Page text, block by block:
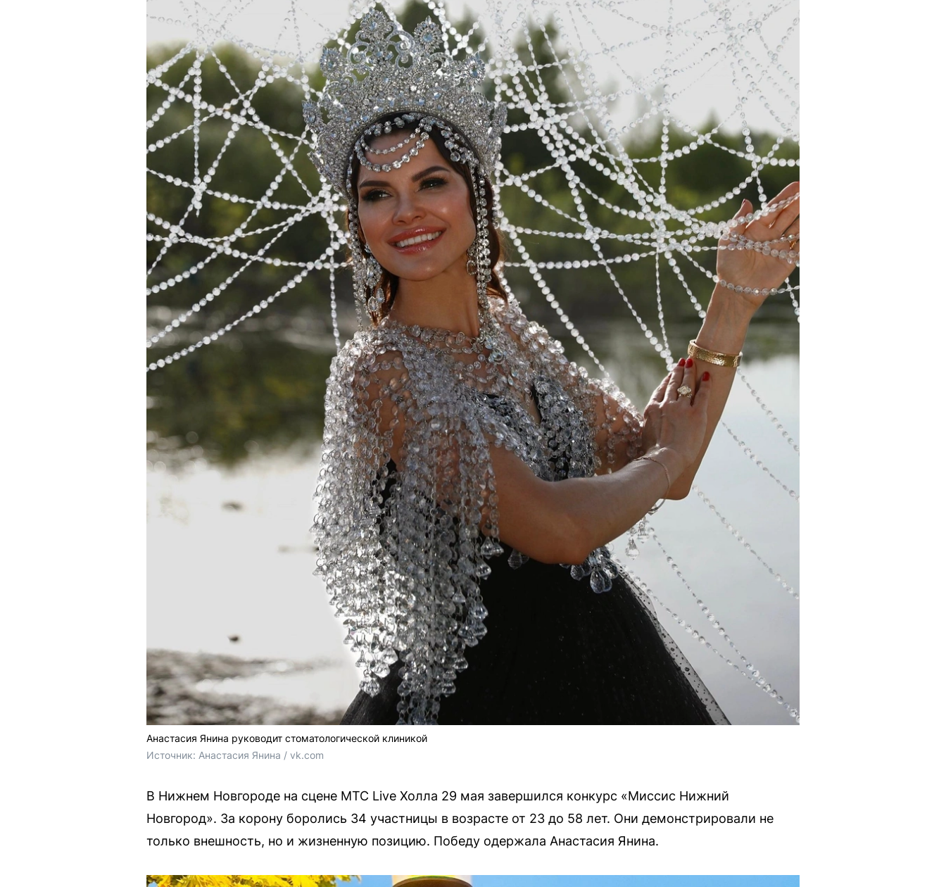
Анастасия Янина руководит стоматологической клиникой
Источник: Анастасия Янина / vk.com
В Нижнем Новгороде на сцене МТС Live Холла 29 мая завершился конкурс «Миссис Нижний
Новгород». За корону боролись 34 участницы в возрасте от 23 до 58 лет. Они демонстрировали не
только внешность, но и жизненную позицию. Победу одержала Анастасия Янина.